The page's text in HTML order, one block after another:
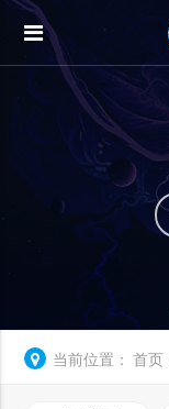
当前位置： 首页